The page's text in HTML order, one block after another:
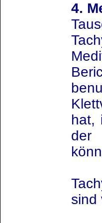
4.
hat,
der
sind